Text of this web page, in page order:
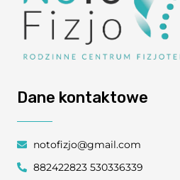
Dane kontaktowe
notofizjo@gmail.com
882422823 530336339